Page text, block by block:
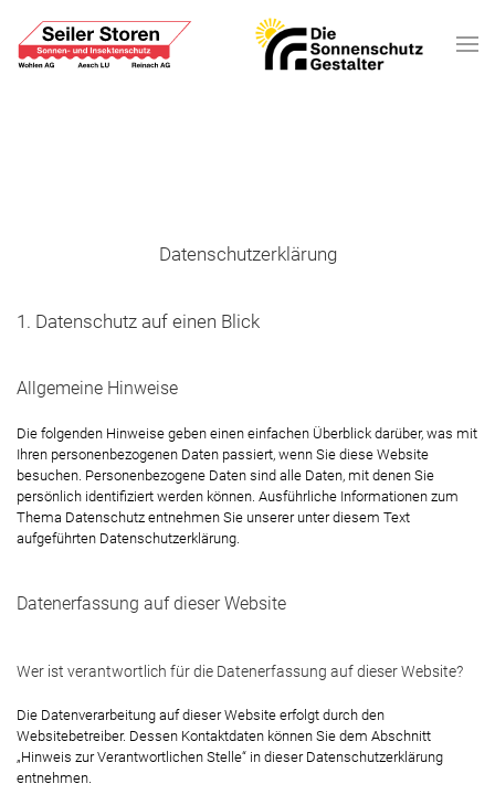
Datenschutzerklärung
1. Datenschutz auf einen Blick
Allgemeine Hinweise
Die folgenden Hinweise geben einen einfachen Überblick darüber, was mit
Ihren personenbezogenen Daten passiert, wenn Sie diese Website
besuchen. Personenbezogene Daten sind alle Daten, mit denen Sie
persönlich identifiziert werden können. Ausführliche Informationen zum
Thema Datenschutz entnehmen Sie unserer unter diesem Text
aufgeführten Datenschutzerklärung.
Datenerfassung auf dieser Website
Wer ist verantwortlich für die Datenerfassung auf dieser Website?
Die Datenverarbeitung auf dieser Website erfolgt durch den
Websitebetreiber. Dessen Kontaktdaten können Sie dem Abschnitt
„Hinweis zur Verantwortlichen Stelle“ in dieser Datenschutzerklärung
entnehmen.